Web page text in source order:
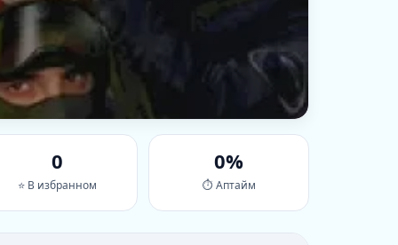
0
⭐ В избранном
0%
⏱ Аптайм